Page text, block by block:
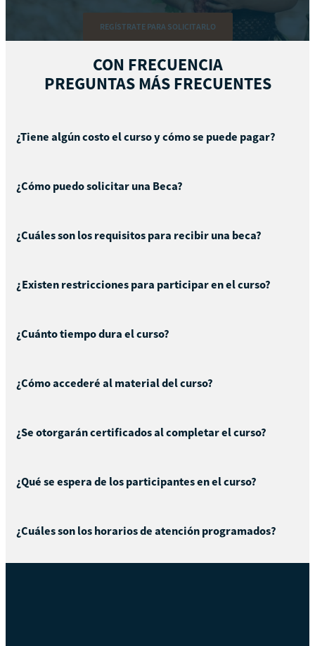
REGÍSTRATE PARA SOLICITARLO
CON FRECUENCIA
PREGUNTAS MÁS FRECUENTES
¿Tiene algún costo el curso y cómo se puede pagar?
¿Cómo puedo solicitar una Beca?
¿Cuáles son los requisitos para recibir una beca?
¿Existen restricciones para participar en el curso?
¿Cuánto tiempo dura el curso?
¿Cómo accederé al material del curso?
¿Se otorgarán certificados al completar el curso?
¿Qué se espera de los participantes en el curso?
¿Cuáles son los horarios de atención programados?